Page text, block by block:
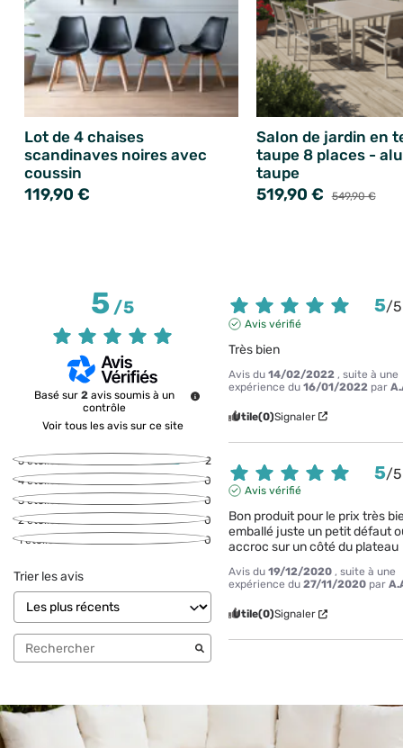
Lot de 4 chaises
scandinaves noires avec
coussin
119,90 €
Salon de jardin en
taupe 8 places -
taupe
519,90 € 549,90 €
5/5
Basé sur 2 avis soumis à un
contrôle
Voir tous les avis sur ce site
5étoiles
2
4étoiles
0
3étoiles
0
2étoiles
0
1étoile 0
Trier les avis
5/5
Avis vérifié
Très bien
Avis du14/02/2022 , suite à une
expérience du16/01/2022 par
Utile(0)Signaler
5/5
Avis vérifié
Bon produit pour le prix très
emballé juste un petit défaut
accroc sur un côté du plateau
Avis du19/12/2020 , suite à une
expérience du27/11/2020 par
Utile(0)Signaler